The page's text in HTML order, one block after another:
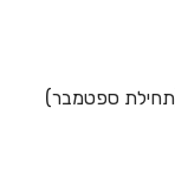
ספטמבר)